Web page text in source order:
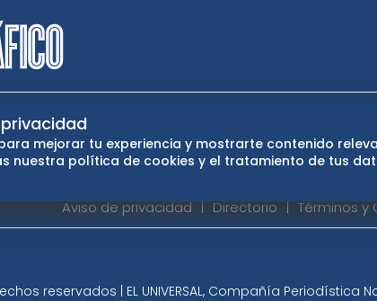
USA Clase
Querétaro
San Luis Potosí Edomex
Aviso de privacidad Directorio Términos y
reservados | EL UNIVERSAL, Compañía
mejorar tu experiencia y mostrarte contenido
nuestra política de cookies y el tratamiento de tus